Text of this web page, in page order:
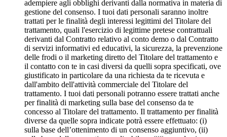
adempiere agli obblighi derivanti dalla normativa in materia di
gestione del consenso. I tuoi dati personali saranno inoltre
trattati per le finalità degli interessi legittimi del Titolare del
trattamento, quali l'esercizio di legittime pretese contrattuali
derivanti dal Contratto relativo al conto demo o dal Contratto
di servizi informativi ed educativi, la sicurezza, la prevenzione
delle frodi o il marketing diretto del Titolare del trattamento e
il contatto con te in casi diversi da quelli sopra specificati, ove
giustificato in particolare da una richiesta da te ricevuta e
dall'ambito dell'attività commerciale del Titolare del
trattamento. I tuoi dati personali potranno essere trattati anche
per finalità di marketing sulla base del consenso da te
concesso al Titolare del trattamento. Il trattamento per finalità
diverse da quelle sopra indicate potrà essere effettuato: (i)
sulla base dell’ottenimento di un consenso aggiuntivo, (ii)